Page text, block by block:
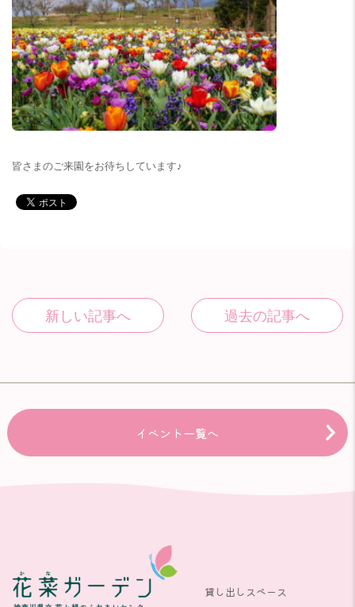
皆さまのご来園をお待ちしています♪
イベント一覧へ
貸し出しスペース